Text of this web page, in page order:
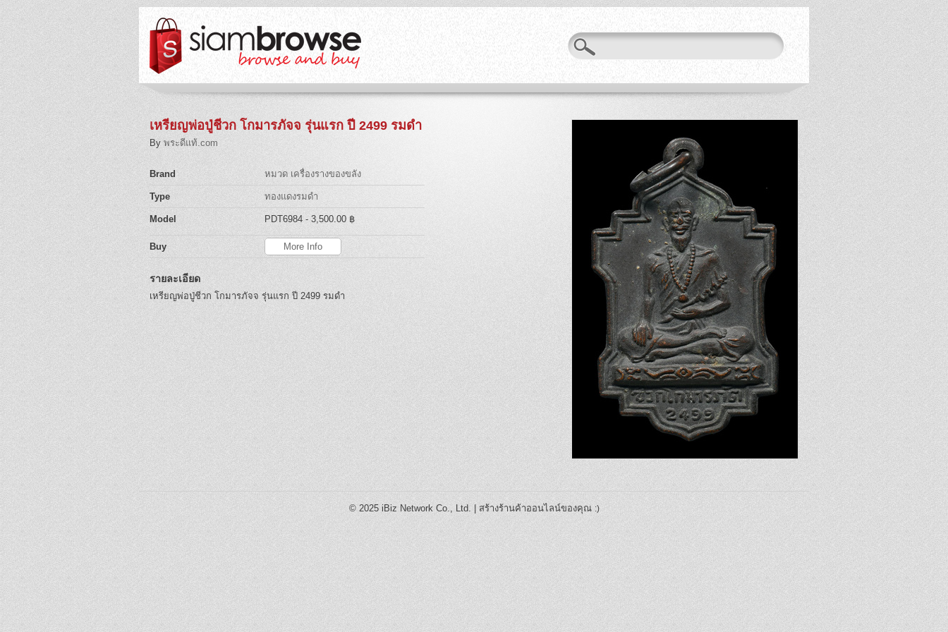
เหรียญพ่อปู่ชีวก โกมารภัจจ รุ่นแรก ปี 2499 รมดำ
By พระดีแท้.com
Brand หมวด เครื่องรางของขลัง
Type ทองแดงรมดำ
Model PDT6984 - 3,500.00 ฿
Buy More Info
รายละเอียด
เหรียญพ่อปู่ชีวก โกมารภัจจ รุ่นแรก ปี 2499 รมดำ
© 2025 iBiz Network Co., Ltd. สร้างร้านค้าออนไลน์ของคุณ :)